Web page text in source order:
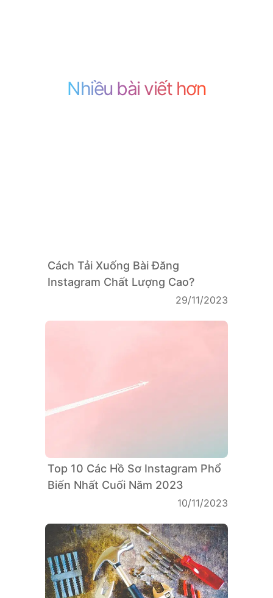
Nhiều bài viết hơn
Cách Tải Xuống Bài Đăng
Instagram Chất Lượng Cao?
29/11/2023
Top 10 Các Hồ Sơ Instagram Phổ
Biến Nhất Cuối Năm 2023
10/11/2023